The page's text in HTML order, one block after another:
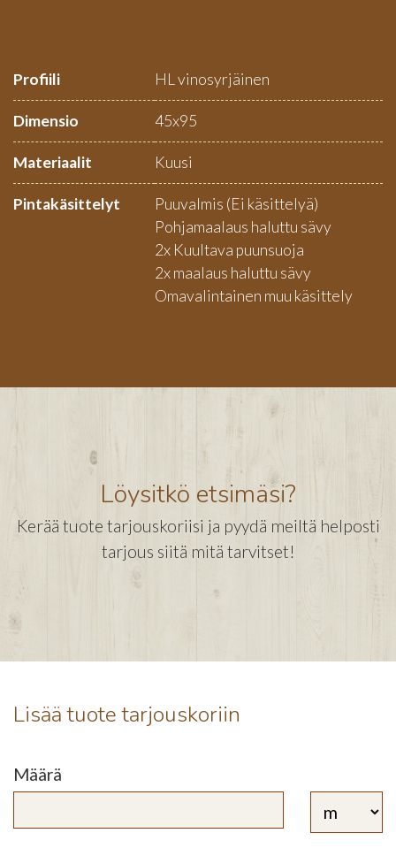
Profiili HL vinosyrjäinen
Dimensio 45x95
Materiaalit Kuusi
Pintakäsittelyt
Puuvalmis (Ei käsittelyä)
Pohjamaalaus haluttu sävy
2x Kuultava puunsuoja
2x maalaus haluttu sävy
Omavalintainen muu käsittely
Löysitkö etsimäsi?
Kerää tuote tarjouskoriisi ja pyydä meiltä helposti
tarjous siitä mitä tarvitset!
Lisää tuote tarjouskoriin
Määrä